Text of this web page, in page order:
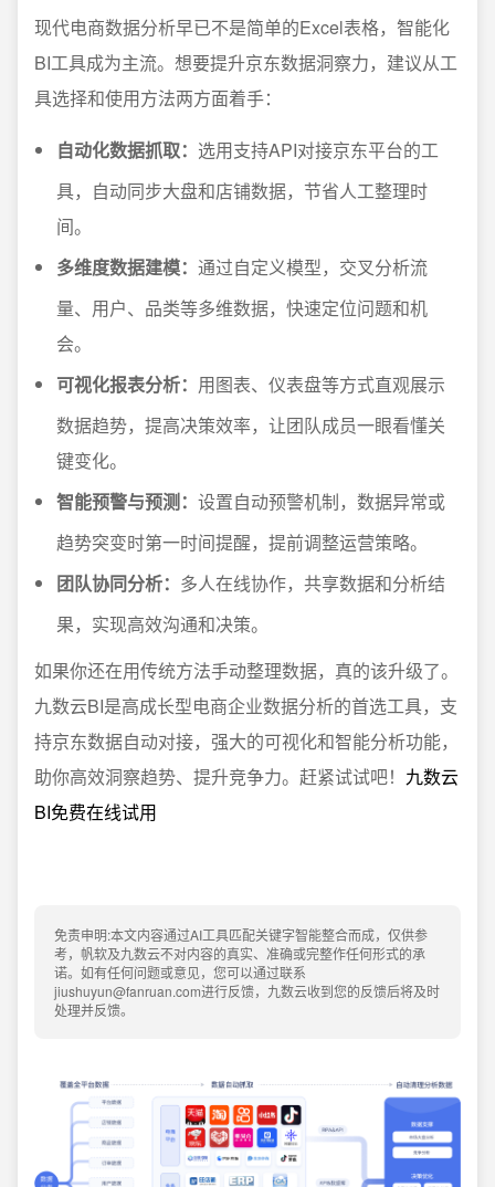
现代电商数据分析早已不是简单的Excel表格，智能化
BI工具成为主流。想要提升京东数据洞察力，建议从工
具选择和使用方法两方面着手：
自动化数据抓取： 选用支持API对接京东平台的工
具，自动同步大盘和店铺数据，节省人工整理时
间。
多维度数据建模： 通过自定义模型，交叉分析流
量、用户、品类等多维数据，快速定位问题和机
会。
可视化报表分析： 用图表、仪表盘等方式直观展示
数据趋势，提高决策效率，让团队成员一眼看懂关
键变化。
智能预警与预测： 设置自动预警机制，数据异常或
趋势突变时第一时间提醒，提前调整运营策略。
团队协同分析： 多人在线协作，共享数据和分析结
果，实现高效沟通和决策。
如果你还在用传统方法手动整理数据，真的该升级了。
九数云BI是高成长型电商企业数据分析的首选工具，支
持京东数据自动对接，强大的可视化和智能分析功能，
助你高效洞察趋势、提升竞争力。赶紧试试吧！ 九数云
BI免费在线试用
免责申明:本文内容通过AI工具匹配关键字智能整合而成，仅供参
考，帆软及九数云不对内容的真实、准确或完整作任何形式的承
诺。如有任何问题或意见，您可以通过联系
jiushuyun@fanruan.com进行反馈，九数云收到您的反馈后将及时
处理并反馈。